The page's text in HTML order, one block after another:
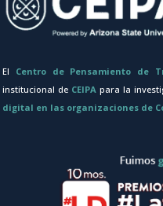
El Centro de Pensamiento de
institucional de CEIPA para la
digital en las organizaciones de